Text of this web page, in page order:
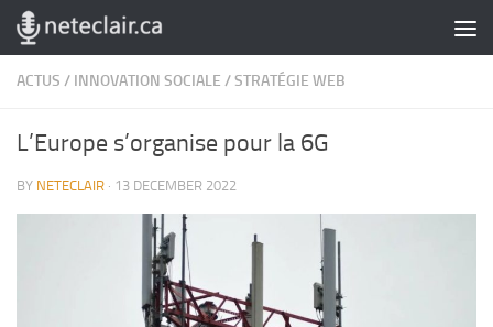
Skip to content
ACTUS / INNOVATION SOCIALE /STRATÉGIE WEB
L’Europe s’organise pour la 6G
BY NETECLAIR · 13 DECEMBER 2022